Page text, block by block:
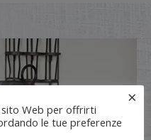
sito Web per offrirti
le tue preferenze
×